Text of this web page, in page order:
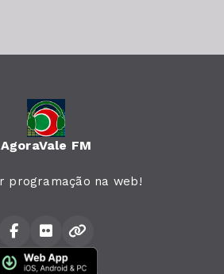
AgoraVale FM
programação na web!